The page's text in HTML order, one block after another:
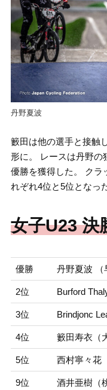
丹野夏波
籔田は他の選手と接触
形に。 レースは丹野の
優勝を獲得した。 クラ
れぞれ4位と5位となっ
女子U23 決
優勝 丹野夏波 （
2位 Burford
3位 Brindjonc
4位 籔田寿衣（
5位 西村寧々花
9位 酒井亜樹（